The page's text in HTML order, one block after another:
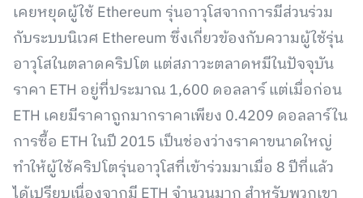
เคยหยุดผู้ใช้ Ethereum รุ่นอาวุโสจากการมีส่วนร่วม
กับระบบนิเวศ Ethereum ซึ่งเกี่ยวข้องกับความผู้ใช้รุ่น
อาวุโสในตลาดคริปโต แต่สภาวะตลาดหมีในปัจจุบัน
ราคา ETH อยู่ที่ประมาณ 1,600 ดอลลาร์ แต่เมื่อก่อน
ETH เคยมีราคาถูกมากราคาเพียง 0.4209 ดอลลาร์ใน
การซื้อ ETH ในปี 2015 เป็นช่องว่างราคาขนาดใหญ่
ทำให้ผู้ใช้คริปโตรุ่นอาวุโสที่เข้าร่วมมาเมื่อ 8 ปีที่แล้ว